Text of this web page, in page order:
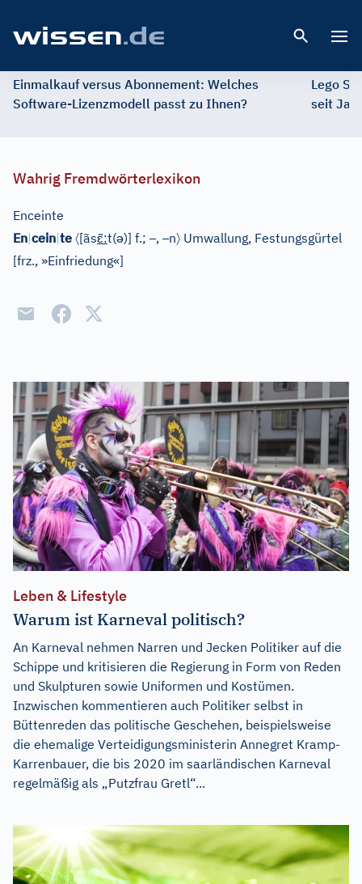
Einmalkauf versus Abonnement: Welches
Software-Lizenzmodell passt zu Ihnen?
Lego
seit
Wahrig Fremdwörterlexikon
Enceinte
En|cein|te 〈[ãsɛ̃:t(ə)] f.;–,–n〉 Umwallung, Festungsgürtel
[frz., »Einfriedung«]
Leben & Lifestyle
Warum ist Karneval politisch?
An Karneval nehmen Narren und Jecken Politiker auf die
Schippe und kritisieren die Regierung in Form von Reden
und Skulpturen sowie Uniformen und Kostümen.
Inzwischen kommentieren auch Politiker selbst in
Büttenreden das politische Geschehen, beispielsweise
die ehemalige Verteidigungsministerin Annegret Kramp-
Karrenbauer, die bis 2020 im saarländischen Karneval
regelmäßig als „Putzfrau Gretl“...